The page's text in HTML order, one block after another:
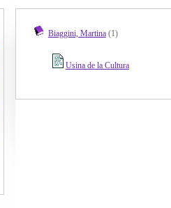
Biaggini, Martina(1)
Usina de la Cultura